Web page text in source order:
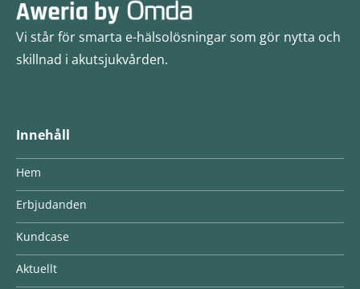
Vi står för smarta e-hälsolösningar som gör nytta och
skillnad i akutsjukvården.
Innehåll
Hem
Erbjudanden
Kundcase
Aktuellt